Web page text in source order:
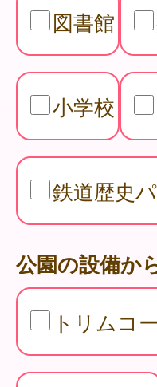
図書館
小学校
鉄道歴史
公園の設備か
トリムコ